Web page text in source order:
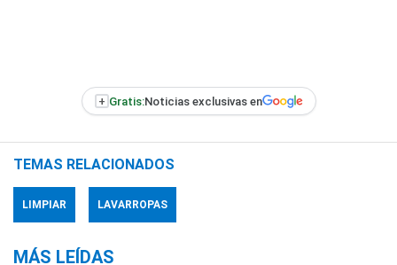
+ Gratis:Noticias exclusivas en
TEMAS RELACIONADOS
LIMPIAR LAVARROPAS
MÁS LEÍDAS